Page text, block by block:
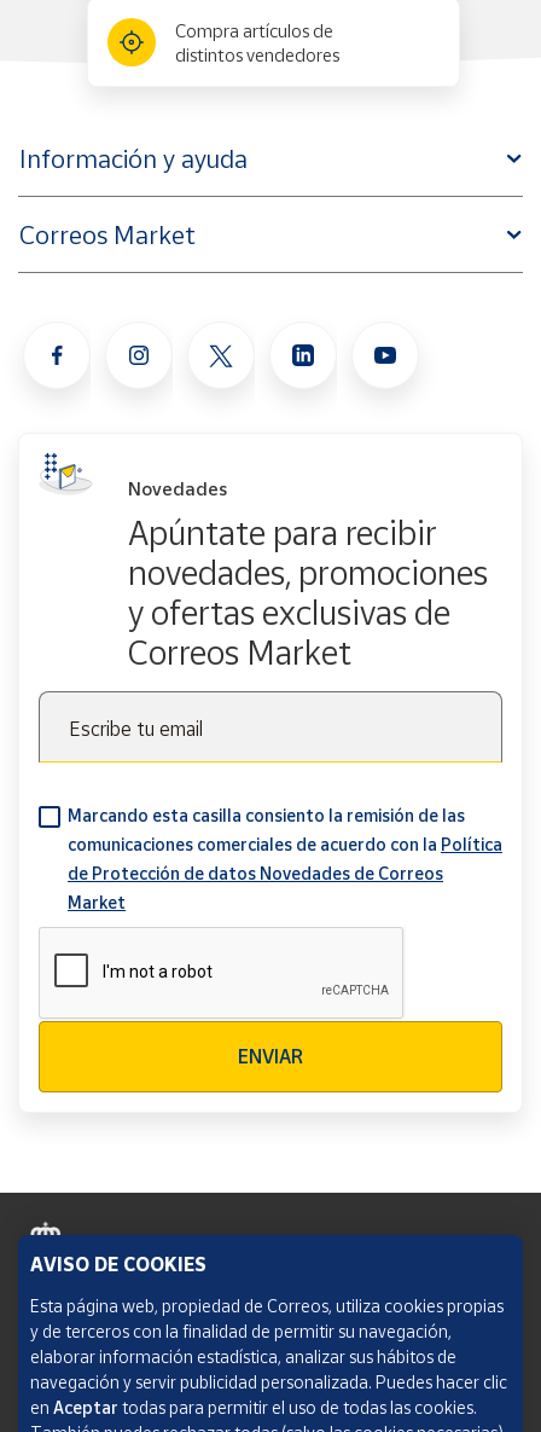
Compra artículos de
distintos vendedores
Información y ayuda
Correos Market
Novedades
Apúntate para recibir
novedades, promociones
y ofertas exclusivas de
Correos Market
Escribe tu email
Marcando esta casilla consiento la remisión de las
comunicaciones comerciales de acuerdo con la Política
de Protección de datos Novedades de Correos
Market
ENVIAR
Política de cookies
Aviso legal
Condiciones del servicio
AVISO DE COOKIES
Esta página web, propiedad de Correos, utiliza cookies propias
y de terceros con la finalidad de permitir su navegación,
elaborar información estadística, analizar sus hábitos de
navegación y servir publicidad personalizada. Puedes hacer clic
en Aceptar todas para permitir el uso de todas las cookies.